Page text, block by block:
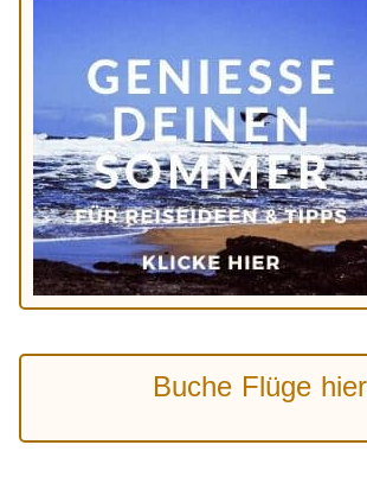
Buche Flüge